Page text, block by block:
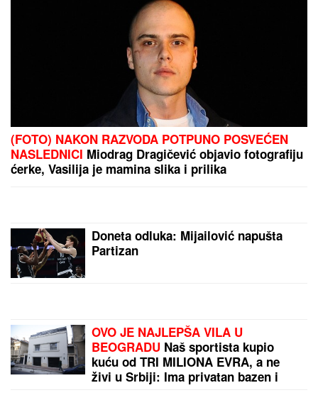
CECA RAŽNATOVIĆ U MOĆNOJ KORSET HALJINI, A
klubu raspametila sve! Izula se, pa
PEVALA BOSA - Sve se orilo (VIDEO)
PREPORUKA ZA VAS
ručku sa Zlatom i Mikijem: "Odabrala sam
venčanicu, pevaće Andreana Čekić"
VENČANJE DEJANA KRALJA I LEPE